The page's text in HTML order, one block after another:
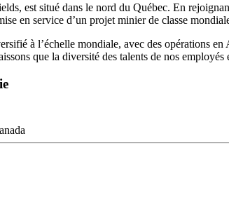
est situé dans le nord du Québec. En
en service d’un projet minier de classe
à l’échelle mondiale, avec des opérations
que la diversité des talents de nos